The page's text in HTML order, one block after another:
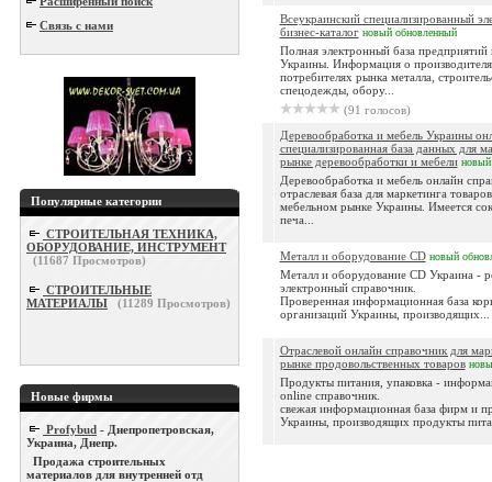
Связь с нами
Популярные категории
СТРОИТЕЛЬНАЯ ТЕХНИКА,
ОБОРУДОВАНИЕ, ИНСТРУМЕНТ
(11687 Просмотров)
СТРОИТЕЛЬНЫЕ
МАТЕРИАЛЫ
(11289 Просмотров)
Новые фирмы
Profybud - Днепропетровская,
Украина, Днепр.
Продажа строительных
материалов для внутренней отд
Всеукраинский специализированный
бизнес-каталог новый обновленный
Полная электронный база
Украины. Информация о
потребителях рынка металла,
спецодежды, обору...
(91 голосов)
Деревообработка и мебель Украины
специализированная база данных для
рынке деревообработки и мебели новый
Деревообработка и мебель онлайн
отраслевая база для маркетинга
мебельном рынке Украины. Имеется
печа...
Металл и оборудование CD новый
Металл и оборудование CD Украина -
электронный справочник.
Проверенная информационная база
организаций Украины, производящих...
Отраслевой онлайн справочник для
рынке продовольственных товаров
Продукты питания, упаковка -
online справочник.
свежая информационная база фирм и
Украины, производящих продукты